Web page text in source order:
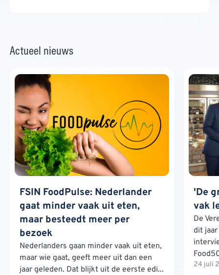
Actueel nieuws
FSIN FoodPulse: Nederlander
gaat minder vaak uit eten,
maar besteedt meer per
bezoek
Nederlanders gaan minder vaak uit eten,
maar wie gaat, geeft meer uit dan een
jaar geleden. Dat blijkt uit de eerste edi...
'De
vak
De
dit
24 juli